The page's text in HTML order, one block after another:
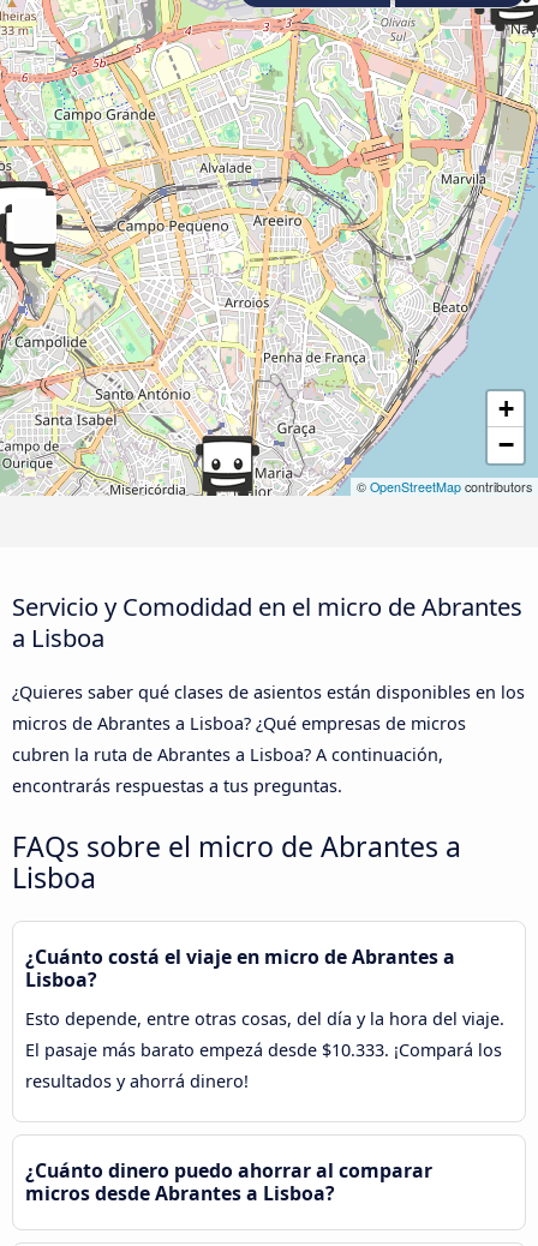
+
−
© OpenStreetMap contributors
Servicio y Comodidad en el micro de Abrantes
a Lisboa
¿Quieres saber qué clases de asientos están disponibles en los
micros de Abrantes a Lisboa? ¿Qué empresas de micros
cubren la ruta de Abrantes a Lisboa? A continuación,
encontrarás respuestas a tus preguntas.
FAQs sobre el micro de Abrantes a
Lisboa
¿Cuánto costá el viaje en micro de Abrantes a
Lisboa?
Esto depende, entre otras cosas, del día y la hora del viaje.
El pasaje más barato empezá desde $10.333. ¡Compará los
resultados y ahorrá dinero!
¿Cuánto dinero puedo ahorrar al comparar
micros desde Abrantes a Lisboa?